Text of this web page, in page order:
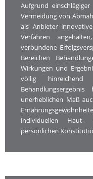
Aufgrund
Vermeidung von
als Anbieter
Verfahren
verbundene
Bereichen
Wirkungen und
völlig hinreichend
unerheblichen Maß
individuellen
persönlichen